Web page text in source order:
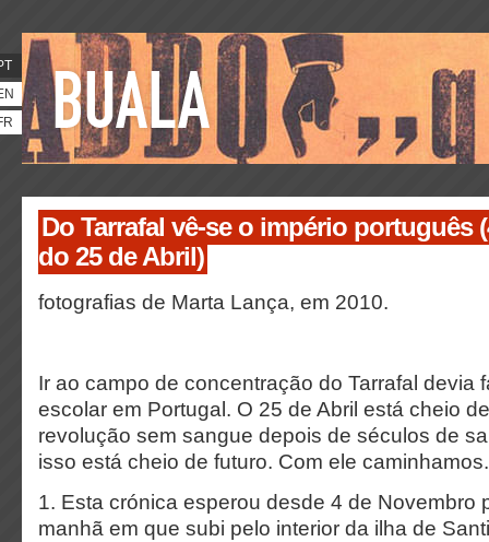
Do Tarrafal vê-se o império português
do 25 de Abril)
fotografias de Marta Lança, em 2010.
Ir ao campo de concentração do Tarrafal devia
escolar em Portugal. O 25 de Abril está cheio
revolução sem sangue depois de séculos de
isso está cheio de futuro. Com ele caminhamos.
1. Esta crónica esperou desde 4 de Novembro
manhã em que subi pelo interior da ilha de